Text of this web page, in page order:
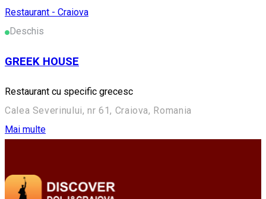
Restaurant - Craiova
Deschis
GREEK HOUSE
Restaurant cu specific grecesc
Calea Severinului, nr 61, Craiova, Romania
Mai multe